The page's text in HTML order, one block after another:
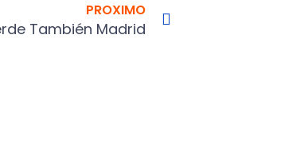
PROXIMO
También Madrid